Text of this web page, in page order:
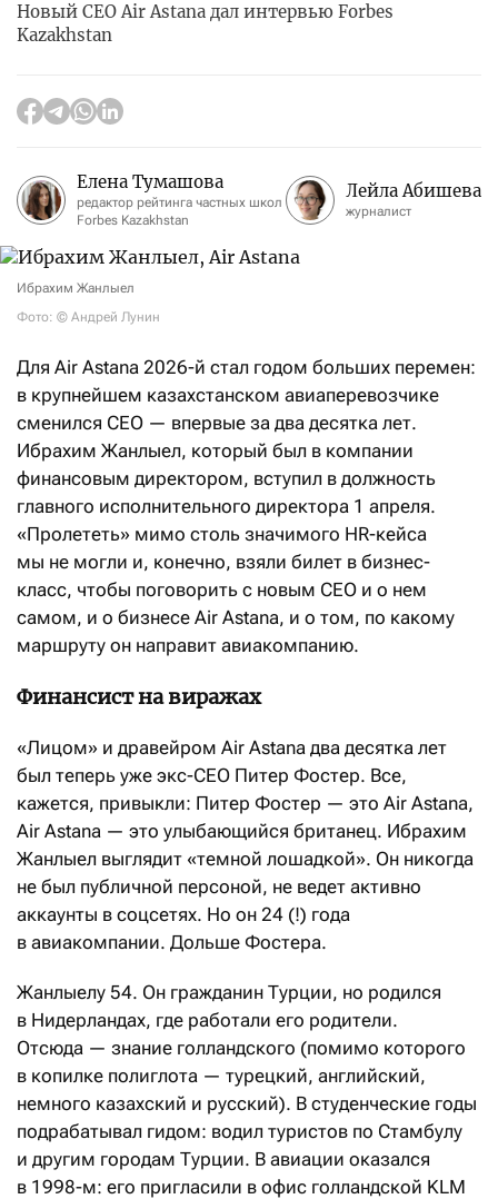
Новый CEO Air Astana дал интервью Forbes
Kazakhstan
Елена Тумашова
редактор рейтинга частных школ
Forbes Kazakhstan
Лейла Абишева
журналист
Ибрахим Жанлыел
Фото: © Андрей Лунин
Для Air Astana 2026-й стал годом больших перемен:
в крупнейшем казахстанском авиаперевозчике
сменился CEO — впервые за два десятка лет.
Ибрахим Жанлыел, который был в компании
финансовым директором, вступил в должность
главного исполнительного директора 1 апреля.
«Пролететь» мимо столь значимого HR-кейса
мы не могли и, конечно, взяли билет в бизнес-
класс, чтобы поговорить с новым CEO и о нем
самом, и о бизнесе Air Astana, и о том, по какому
маршруту он направит авиакомпанию.
Финансист на виражах
«Лицом» и дравейром Air Astana два десятка лет
был теперь уже экс-CEO Питер Фостер. Все,
кажется, привыкли: Питер Фостер — это Air Astana,
Air Astana — это улыбающийся британец. Ибрахим
Жанлыел выглядит «темной лошадкой». Он никогда
не был публичной персоной, не ведет активно
аккаунты в соцсетях. Но он 24 (!) года
в авиакомпании. Дольше Фостера.
Жанлыелу 54. Он гражданин Турции, но родился
в Нидерландах, где работали его родители.
Отсюда — знание голландского (помимо которого
в копилке полиглота — турецкий, английский,
немного казахский и русский). В студенческие годы
подрабатывал гидом: водил туристов по Стамбулу
и другим городам Турции. В авиации оказался
в 1998-м: его пригласили в офис голландской KLM